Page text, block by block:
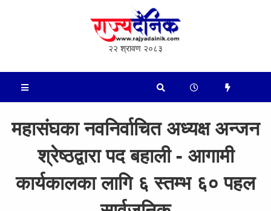
२२ श्रावण २०८३
महासंघका नवनिर्वाचित अध्यक्ष अन्जन
श्रेष्ठद्वारा पद बहाली - आगामी
कार्यकालका लागि ६ स्तम्भ ६० पहल